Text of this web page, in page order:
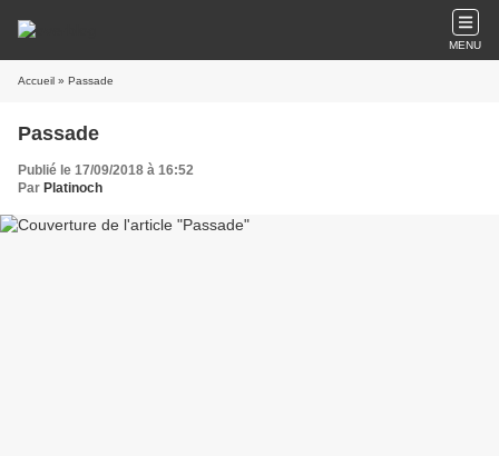
MENU
Accueil » Passade
Passade
Publié le 17/09/2018 à 16:52
Par Platinoch